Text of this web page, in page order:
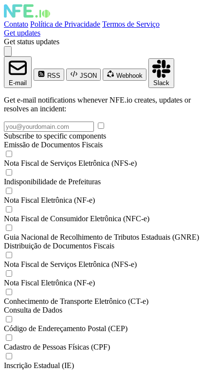
Contato Política de Privacidade Termos de Serviço
Get updates
Get status updates
E-mail
RSS JSON
Webhook
Slack
Get e-mail notifications whenever NFE.io creates, updates or
resolves an incident:
Subscribe to specific components
Emissão de Documentos Fiscais
Nota Fiscal de Serviços Eletrônica (NFS-e)
Indisponibilidade de Prefeituras
Nota Fiscal Eletrônica (NF-e)
Nota Fiscal de Consumidor Eletrônica (NFC-e)
Guia Nacional de Recolhimento de Tributos Estaduais (GNRE)
Distribuição de Documentos Fiscais
Nota Fiscal de Serviços Eletrônica (NFS-e)
Nota Fiscal Eletrônica (NF-e)
Conhecimento de Transporte Eletrônico (CT-e)
Consulta de Dados
Código de Endereçamento Postal (CEP)
Cadastro de Pessoas Físicas (CPF)
Inscrição Estadual (IE)